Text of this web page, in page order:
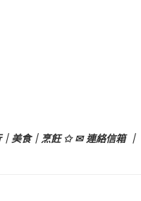
美食｜烹飪 ✩ ✉ 連絡信箱 ｜